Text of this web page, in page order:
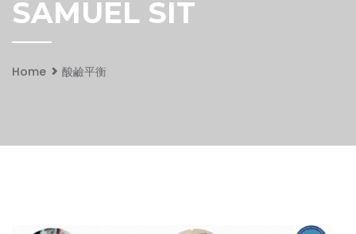
SAMUEL SIT
Home 酸鹼平衡